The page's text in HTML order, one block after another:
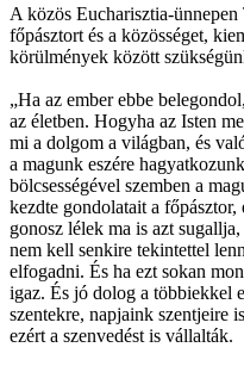
A közös Eucharisztia-
főpásztort és a közösséget,
körülmények között
„Ha az ember ebbe
az életben. Hogyha az Isten
mi a dolgom a világban, és
a magunk eszére
bölcsességével szemben a
kezdte gondolatait a
gonosz lélek ma is azt
nem kell senkire tekintettel
elfogadni. És ha ezt sokan
igaz. És jó dolog a többiekkel
szentekre, napjaink szentjeire
ezért a szenvedést is vállalták.